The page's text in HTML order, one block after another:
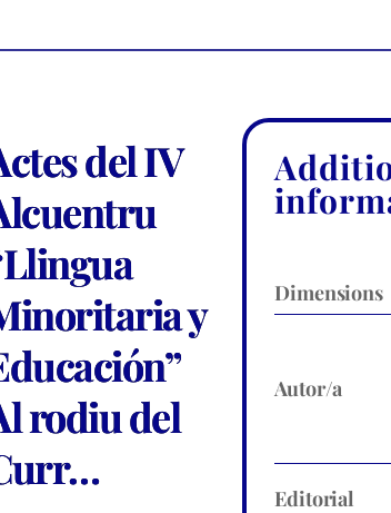
del IV
y
rodiu del
Dimensions
Autor/a
Editorial